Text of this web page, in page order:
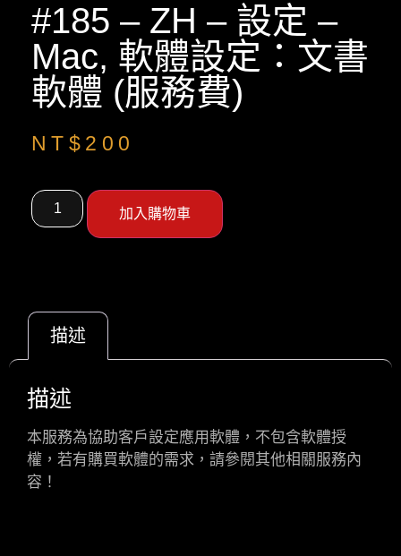
#185 – ZH – 設定 –
Mac, 軟體設定：文書
軟體 (服務費)
NT$ 200
加入購物車
描述
描述
本服務為協助客戶設定應用軟體，不包含軟體授
權，若有購買軟體的需求，請參閱其他相關服務內
容！